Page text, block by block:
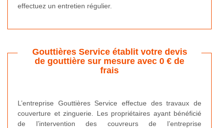
effectuez un entretien régulier.
Gouttières Service établit votre devis
de gouttière sur mesure avec 0 € de
frais
L’entreprise Gouttières Service effectue des travaux de
couverture et zinguerie. Les propriétaires ayant bénéficié
de l’intervention des couvreurs de l’entreprise